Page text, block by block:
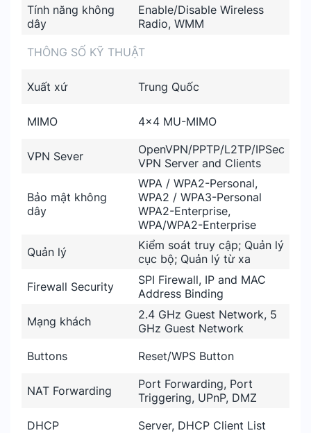
Tính năng không
dây
Enable/Disable Wireless
Radio, WMM
THÔNG SỐ KỸ THUẬT
Xuất xứ Trung Quốc
MIMO 4×4 MU-MIMO
VPN Sever
OpenVPN/PPTP/L2TP/IPSec
VPN Server and Clients
Bảo mật không
dây
WPA / WPA2-Personal,
WPA2 / WPA3-Personal
WPA2-Enterprise,
WPA/WPA2-Enterprise
Quản lý
Kiểm soát truy cập; Quản lý
cục bộ; Quản lý từ xa
Firewall Security
SPI Firewall, IP and MAC
Address Binding
Mạng khách
2.4 GHz Guest Network, 5
GHz Guest Network
Buttons
Reset/WPS Button
NAT Forwarding
Port Forwarding, Port
Triggering, UPnP, DMZ
DHCP
Server, DHCP Client List